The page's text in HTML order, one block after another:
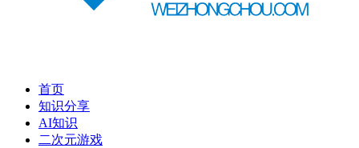
首页
知识分享
AI知识
二次元游戏